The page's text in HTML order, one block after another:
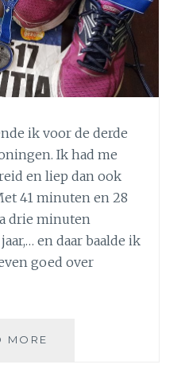
ik voor de derde
Ik had me
en liep dan ook
41 minuten en 28
drie minuten
en daar baalde ik
goed over
MORE